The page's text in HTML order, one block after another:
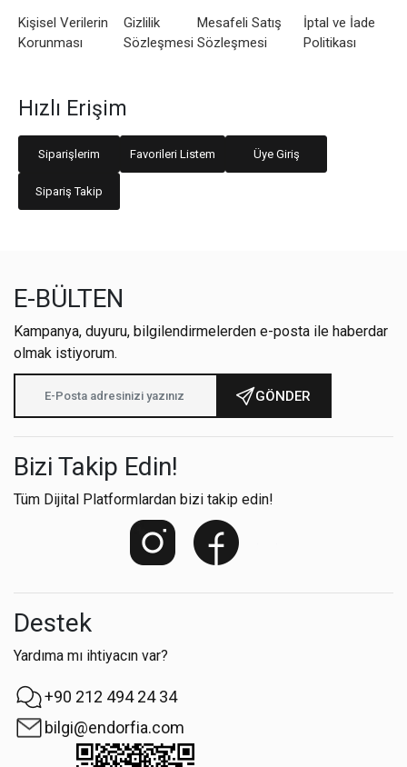
Kişisel Verilerin
Korunması
Gizlilik
Sözleşmesi
Mesafeli Satış
Sözleşmesi
İptal ve İade
Politikası
Hızlı Erişim
Siparişlerim Favorileri Listem Üye Giriş
Sipariş Takip
E-BÜLTEN
Kampanya, duyuru, bilgilendirmelerden e-posta ile haberdar
olmak istiyorum.
GÖNDER
Bizi Takip Edin!
Tüm Dijital Platformlardan bizi takip edin!
Destek
Yardıma mı ihtiyacın var?
+90 212 494 24 34
bilgi@endorfia.com